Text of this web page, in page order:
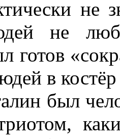
не
не
готов
в
был